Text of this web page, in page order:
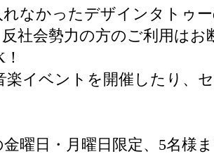
なかったデザインタトゥ
社会勢力の方のご利用はお
イベントを開催したり、
金曜日・月曜日限定、5名様